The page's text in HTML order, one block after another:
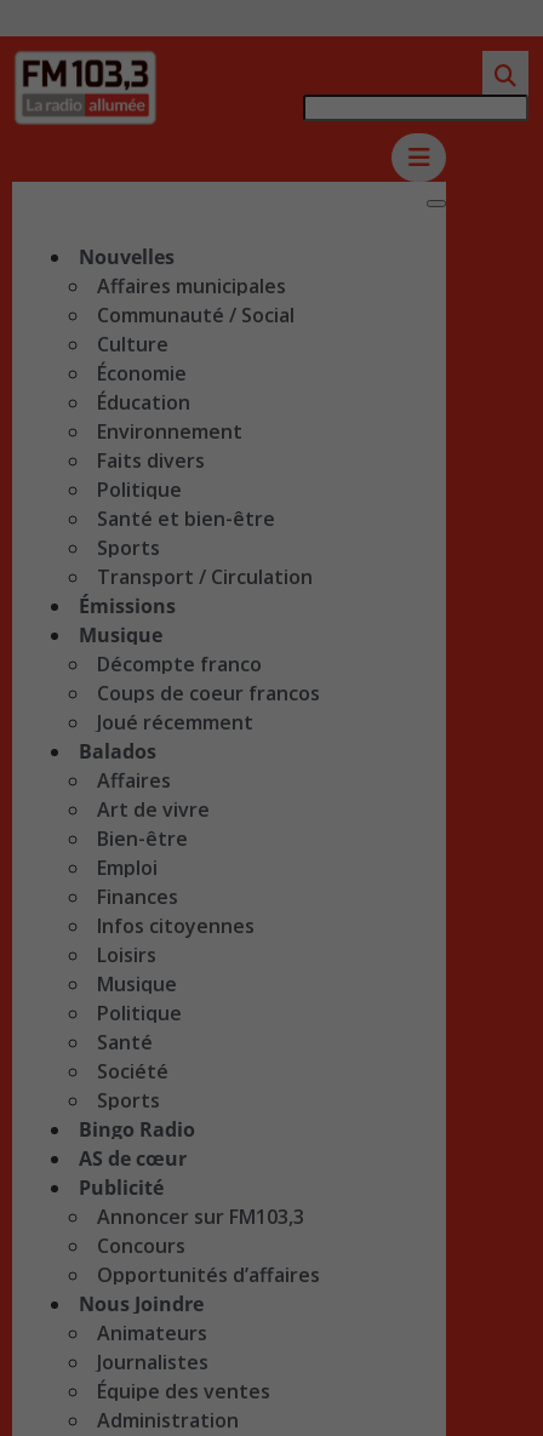
Nouvelles
Affaires municipales
Communauté / Social
Culture
Économie
Éducation
Environnement
Faits divers
Politique
Santé et bien-être
Sports
Transport / Circulation
Émissions
Musique
Décompte franco
Coups de coeur francos
Joué récemment
Balados
Affaires
Art de vivre
Bien-être
Emploi
Finances
Infos citoyennes
Loisirs
Musique
Politique
Santé
Société
Sports
Bingo Radio
AS de cœur
Publicité
Annoncer sur FM103,3
Concours
Opportunités d’affaires
Nous Joindre
Animateurs
Journalistes
Équipe des ventes
Administration